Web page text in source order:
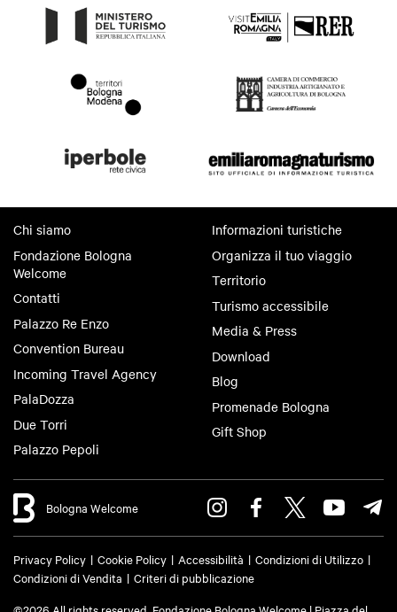
Chi siamo
Fondazione Bologna
Welcome
Contatti
Palazzo Re Enzo
Convention Bureau
Incoming Travel Agency
PalaDozza
Due Torri
Palazzo Pepoli
Informazioni turistiche
Organizza il tuo viaggio
Territorio
Turismo accessibile
Media & Press
Download
Blog
Promenade Bologna
Gift Shop
Bologna Welcome
Privacy Policy Cookie Policy Accessibilità
Condizioni di Utilizzo
Condizioni di Vendita
Criteri di pubblicazione